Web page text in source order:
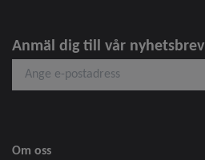
Anmäl dig till vår nyhetsbrev
Om oss